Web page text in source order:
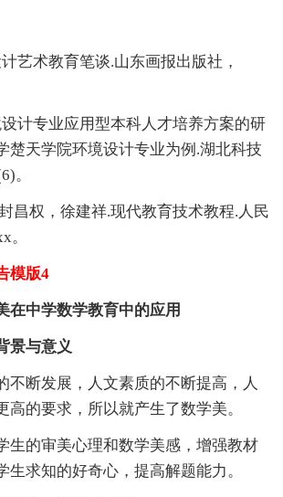
艺术教育笔谈.山东画报出版社，
计专业应用型本科人才培养方案的研
楚天学院环境设计专业为例.湖北科技
。
昌权，徐建祥.现代教育技术教程.人民
。
模版4
在中学数学教育中的应用
景与意义
不断发展，人文素质的不断提高，人
高的要求，所以就产生了数学美。
生的审美心理和数学美感，增强教材
生求知的好奇心，提高解题能力。